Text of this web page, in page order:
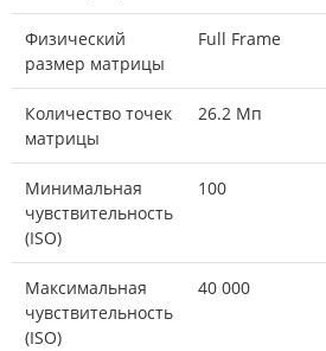
Физический
размер матрицы
Full Frame
Количество точек
матрицы
26.2 Мп
Минимальная
чувствительность
(ISO)
100
Максимальная
чувствительность
(ISO)
40 000